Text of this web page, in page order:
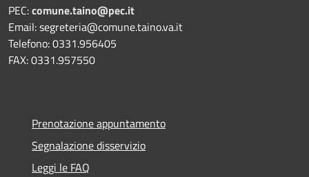
PEC:comune.taino@pec.it
Email: segreteria@comune.taino.va.it
Telefono: 0331.956405
FAX: 0331.957550
Prenotazione appuntamento
Segnalazione disservizio
Leggi le FAQ